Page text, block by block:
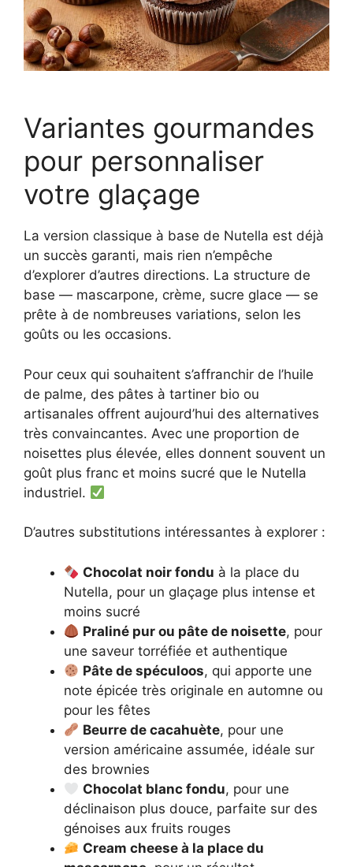
Variantes gourmandes
pour personnaliser
votre glaçage
La version classique à base de Nutella est déjà
un succès garanti, mais rien n’empêche
d’explorer d’autres directions. La structure de
base — mascarpone, crème, sucre glace — se
prête à de nombreuses variations, selon les
goûts ou les occasions.
Pour ceux qui souhaitent s’affranchir de l’huile
de palme, des pâtes à tartiner bio ou
artisanales offrent aujourd’hui des alternatives
très convaincantes. Avec une proportion de
noisettes plus élevée, elles donnent souvent un
goût plus franc et moins sucré que le Nutella
industriel.
D’autres substitutions intéressantes à explorer :
Chocolat noir fondu à la place du
Nutella, pour un glaçage plus intense et
moins sucré
Praliné pur ou pâte de noisette, pour
une saveur torréfiée et authentique
Pâte de spéculoos, qui apporte une
note épicée très originale en automne ou
pour les fêtes
Beurre de cacahuète, pour une
version américaine assumée, idéale sur
des brownies
Chocolat blanc fondu, pour une
déclinaison plus douce, parfaite sur des
génoises aux fruits rouges
Cream cheese à la place du